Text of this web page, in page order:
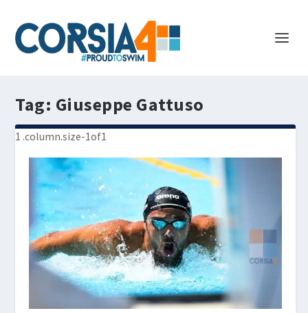
Tag: Giuseppe Gattuso